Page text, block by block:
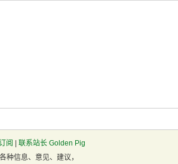
阅
联系站长 Golden Pig
种信息、意见、建议，